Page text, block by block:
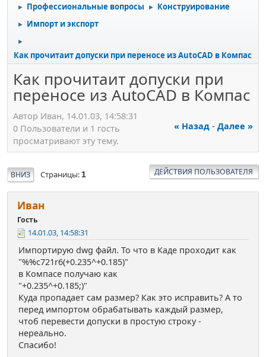
► Профессиональные вопросы ► Конструирование
► Импорт и экспорт
►
Как прочитаит допуски при переносе из AutoCAD в Компас
Как прочитаит допуски при
переносе из AutoCAD в Компас
Автор Иван, 14.01.03, 14:58:31
« Назад - Далее »
0 Пользователи и 1 гость
просматривают эту тему.
ВНИЗ Страницы 1 ДЕЙСТВИЯ ПОЛЬЗОВАТЕЛЯ
Иван
Гость
14.01.03, 14:58:31
Импортирую dwg файл. То что в Каде проходит как
"%%c721r6(+0.235^+0.185)"
в Компасе получаю как
"+0.235^+0.185;)"
Куда пропадает сам размер? Как это исправить? А то
перед импортом обрабатывать каждый размер,
чтоб перевести допуски в простую строку -
нереально.
Спасибо!